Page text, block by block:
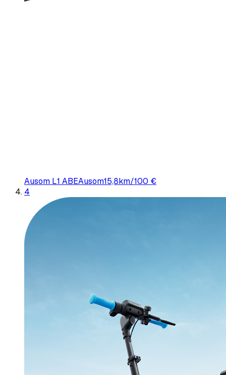
Ausom L1 ABEAusom15,8km/100 €
4